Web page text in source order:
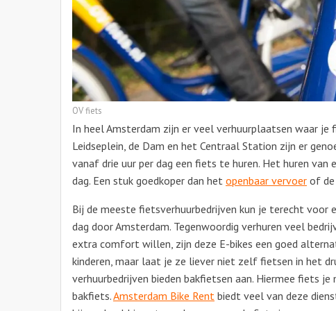
OV fiets
In heel Amsterdam zijn er veel verhuurplaatsen waar je
Leidseplein, de Dam en het Centraal Station zijn er
vanaf drie uur per dag een fiets te huren. Het huren van
dag. Een stuk goedkoper dan het openbaar vervoer of de
Bij de meeste fietsverhuurbedrijven kun je terecht voor
dag door Amsterdam. Tegenwoordig verhuren veel
extra comfort willen, zijn deze E-bikes een goed
kinderen, maar laat je ze liever niet zelf fietsen in het
verhuurbedrijven bieden bakfietsen aan. Hiermee fiets
bakfiets.Amsterdam Bike Rent biedt veel van deze